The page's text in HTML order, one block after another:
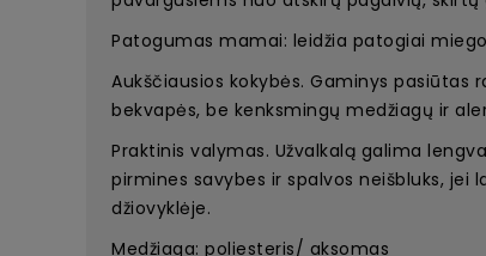
Patogumas mamai: leidžia patogiai
Aukščiausios kokybės. Gaminys pasiūtas
bekvapės, be kenksmingų medžiagų ir
Praktinis valymas. Užvalkalą galima
pirmines savybes ir spalvos neišbluks, jei
džiovyklėje.
Medžiaga: poliesteris/ aksomas